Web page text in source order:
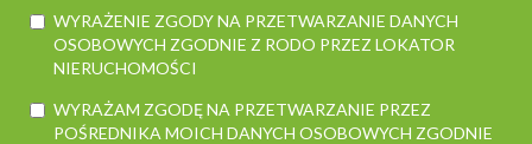
WYRAŻENIE ZGODY NA PRZETWARZANIE DANYCH
OSOBOWYCH ZGODNIE Z RODO PRZEZ LOKATOR
NIERUCHOMOŚCI
WYRAŻAM ZGODĘ NA PRZETWARZANIE PRZEZ
POŚREDNIKA MOICH DANYCH OSOBOWYCH ZGODNIE